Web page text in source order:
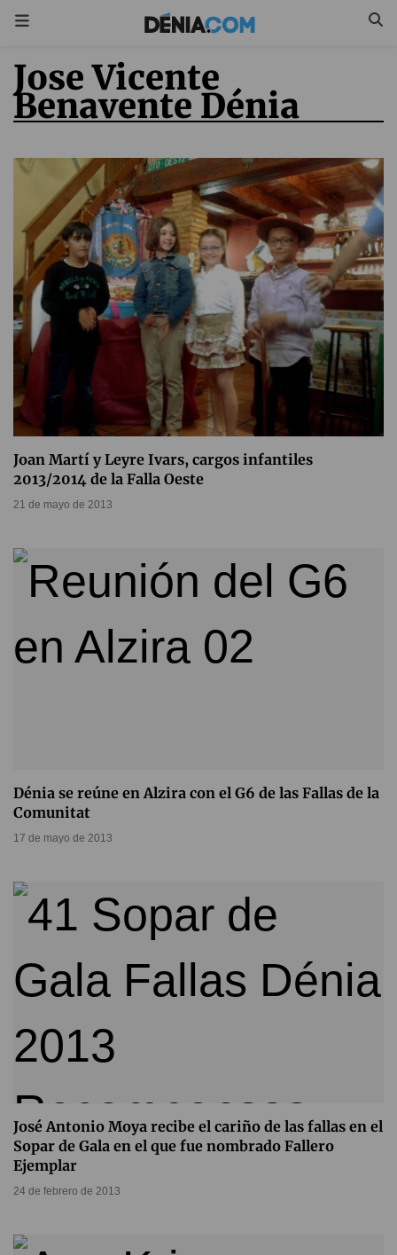
Jose Vicente
Benavente Dénia
Joan Martí y Leyre Ivars, cargos infantiles
2013/2014 de la Falla Oeste
21 de mayo de 2013
Dénia se reúne en Alzira con el G6 de las Fallas de la
Comunitat
17 de mayo de 2013
José Antonio Moya recibe el cariño de las fallas en el
Sopar de Gala en el que fue nombrado Fallero
Ejemplar
24 de febrero de 2013